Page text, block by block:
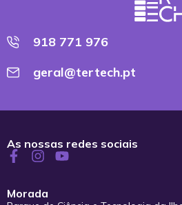
918 771 976
geral@tertech.pt
As nossas redes sociais
Morada